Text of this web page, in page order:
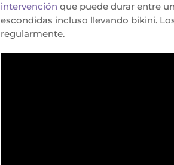
intervención que puede durar entre
escondidas incluso llevando bikini.
regularmente.